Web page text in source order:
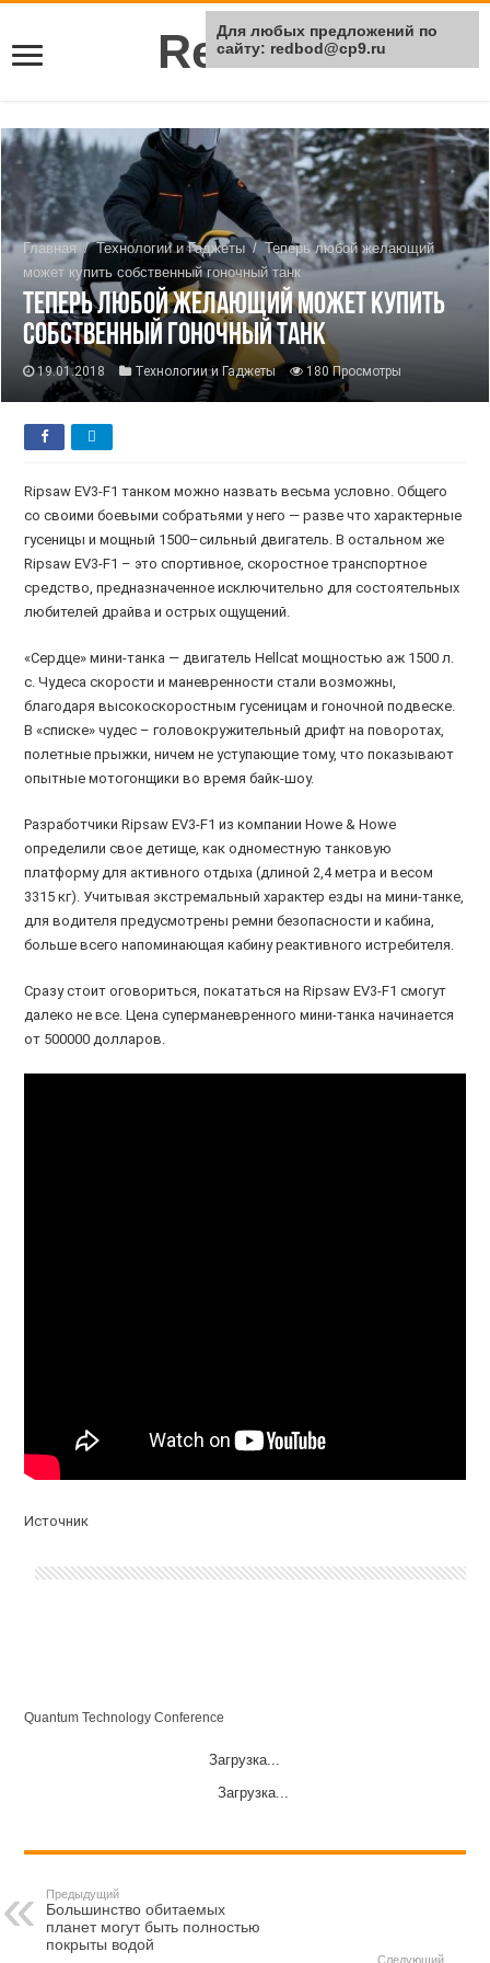
Rei Red
Главная / Технологии и Гаджеты / Теперь любой желающий
может купить собственный гоночный танк
Теперь любой желающий может купить
собственный гоночный танк
19.01.2018 Технологии и Гаджеты 180 Просмотры
Ripsaw EV3-F1 танком можно назвать весьма условно. Общего
со своими боевыми собратьями у него — разве что характерные
гусеницы и мощный 1500–сильный двигатель. В остальном же
Ripsaw EV3-F1 – это спортивное, скоростное транспортное
средство, предназначенное исключительно для состоятельных
любителей драйва и острых ощущений.
«Сердце» мини-танка — двигатель Hellcat мощностью аж 1500 л.
с. Чудеса скорости и маневренности стали возможны,
благодаря высокоскоростным гусеницам и гоночной подвеске.
В «списке» чудес – головокружительный дрифт на поворотах,
полетные прыжки, ничем не уступающие тому, что показывают
опытные мотогонщики во время байк-шоу.
Разработчики Ripsaw EV3-F1 из компании Howe & Howe
определили свое детище, как одноместную танковую
платформу для активного отдыха (длиной 2,4 метра и весом
3315 кг). Учитывая экстремальный характер езды на мини-танке,
для водителя предусмотрены ремни безопасности и кабина,
больше всего напоминающая кабину реактивного истребителя.
Сразу стоит оговориться, покататься на Ripsaw EV3-F1 смогут
далеко не все. Цена суперманевренного мини-танка начинается
от 500000 долларов.
Источник
Quantum Technology Conference
Загрузка...
Загрузка...
Предыдущий
Большинство обитаемых
планет могут быть полностью
покрыты водой
Следующий
Для любых предложений по
сайту: redbod@cp9.ru